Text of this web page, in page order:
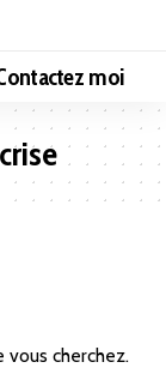
moi
vous cherchez.